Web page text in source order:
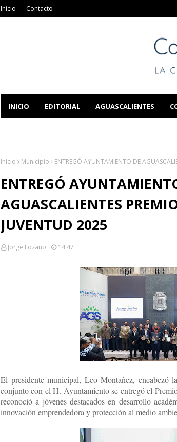
Inicio Contacto
INICIO EDITORIAL AGUASCALIENTES
Inicio Municipio ENTREGÓ AYUNTAMIENTO DE
ENTREGÓ
AGUASCALIENTES
JUVENTUD 2025
Jorge Lozano 14:47
El presidente municipal, Leo Montañez, encabezó
conjunto con el H. Ayuntamiento se entregó el
reconoció a jóvenes destacados en desarrollo
innovación emprendedora y protección al medio